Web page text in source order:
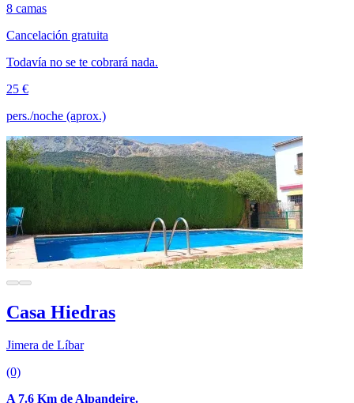
8 camas
Cancelación gratuita
Todavía no se te cobrará nada.
25 €
pers./noche (aprox.)
Casa Hiedras
Jimera de Líbar
(0)
A 7.6 Km de Alpandeire.